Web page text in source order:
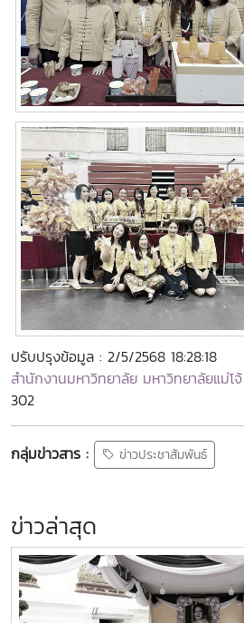
ปรับปรุงข้อมูล : 2/5/2568 18:28:18
สำนักงานมหาวิทยาลัย มหาวิทยาลัยแม่โจ้
302
กลุ่มข่าวสาร : ข่าวประชาสัมพันธ์
ข่าวล่าสุด